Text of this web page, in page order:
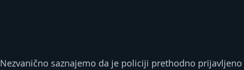
Nezvanično saznajemo da je policiji prethodno